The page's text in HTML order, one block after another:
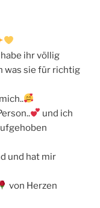
ihr völlig
was sie für richtig
und ich
und hat mir
von Herzen